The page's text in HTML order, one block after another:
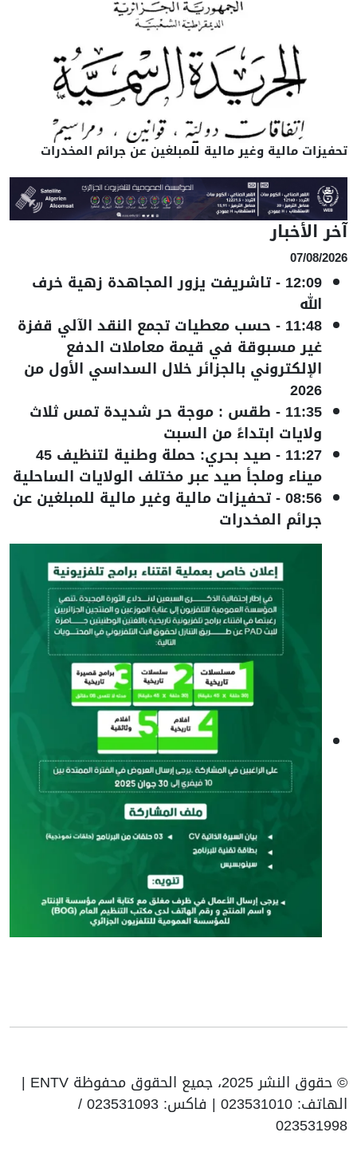
تحفيزات مالية وغير مالية للمبلغين عن جرائم المخدرات
آخر الأخبار
07/08/2026
12:09
-تاشريفت يزور المجاهدة زهية خرف
الله
11:48
- حسب معطيات تجمع النقد الآلي قفزة
غير مسبوقة في قيمة معاملات الدفع
الإلكتروني بالجزائر خلال السداسي الأول من
2026
11:35
- طقس : موجة حر شديدة تمس ثلاث
ولايات ابتداءً من السبت
11:27
- صيد بحري: حملة وطنية لتنظيف 45
ميناء وملجأ صيد عبر مختلف الولايات الساحلية
08:56
-تحفيزات مالية وغير مالية للمبلغين عن
جرائم المخدرات
© حقوق النشر 2025، جميع الحقوق محفوظة ENTV |
الهاتف: 023531010 | فاكس: 023531093 /
023531998